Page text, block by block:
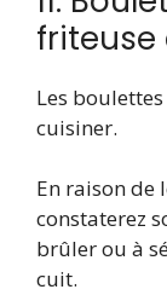
friteuse
Les
cuisiner.
En raison de
constaterez
brûler ou à
cuit.